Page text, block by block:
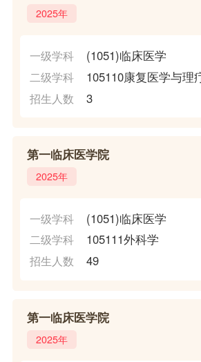
2025年
一级学科 (1051)临床医学
二级学科 105110康复医学与理
招生人数 3
第一临床医学院
2025年
一级学科 (1051)临床医学
二级学科 105111外科学
招生人数 49
第一临床医学院
2025年